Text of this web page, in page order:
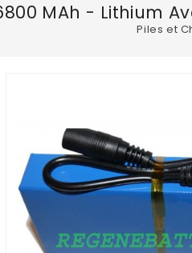
MAh - Lithium
Piles et